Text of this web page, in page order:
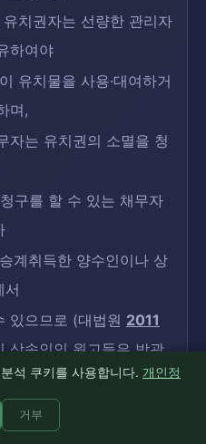
치권자는 선량한 관리자
하여야
유치물을 사용·대여하거
며,
자는 유치권의 소멸을 청
구를 할 수 있는 채무자
계취득한 양수인이나 상
서
있으므로 (대법원 2011
상속인인 원고들은 박광
유로 유치권의 소멸을 청
석 쿠키를 사용합니다. 개인정
거부